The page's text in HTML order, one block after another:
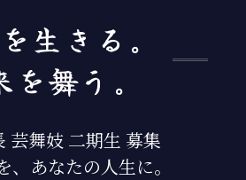
生きる。
を舞う。
芸舞妓 二期生 募集
、あなたの人生に。